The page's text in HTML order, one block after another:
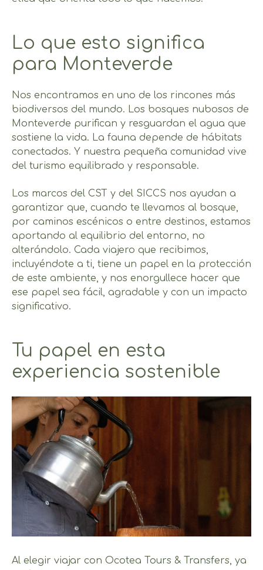
Lo que esto significa
para Monteverde
Nos encontramos en uno de los rincones más
biodiversos del mundo. Los bosques nubosos de
Monteverde purifican y resguardan el agua que
sostiene la vida. La fauna depende de hábitats
conectados. Y nuestra pequeña comunidad vive
del turismo equilibrado y responsable.
Los marcos del CST y del SICCS nos ayudan a
garantizar que, cuando te llevamos al bosque,
por caminos escénicos o entre destinos, estamos
aportando al equilibrio del entorno, no
alterándolo. Cada viajero que recibimos,
incluyéndote a ti, tiene un papel en la protección
de este ambiente, y nos enorgullece hacer que
ese papel sea fácil, agradable y con un impacto
significativo.
Tu papel en esta
experiencia sostenible
Al elegir viajar con Ocotea Tours & Transfers, ya